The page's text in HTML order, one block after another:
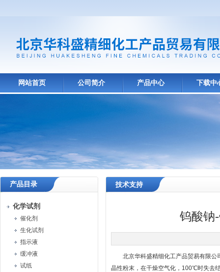
网站首页 公司简介 产品中心 下载中
产品目录
化学试剂
催化剂
生化试剂
指示液
缓冲液
试纸
技术支持
钨酸钠
北京华科盛精细化工产品贸易有限公
晶性粉末，在干燥空气化，100℃时失去